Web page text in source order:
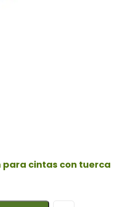
para cintas con tuerca